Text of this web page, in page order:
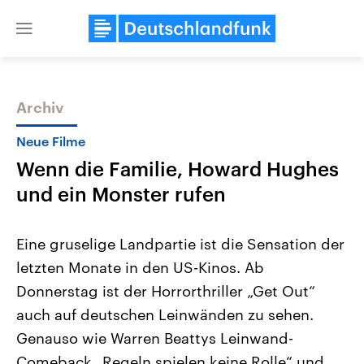
Close
Themen
Landtagswahl Sachsen-Anhalt
2026
Alle Informationen
Sachsen-Anhalt wählt am 6.
September 2026 einen neuen
Landtag. Seit 2021 wird das
Bundesland von einer Koalition aus
USA
Aktuelle Beiträge,
Hintergründe
Wirtschaftlich und
gehören die Vereinigten
den mächtigsten Ländern
mit großem Einfluss auf
Archiv
Neue Filme
Wenn die Familie, Howard Hughes
und ein Monster rufen
Eine gruselige Landpartie ist die Sensation der
letzten Monate in den US-Kinos. Ab
Donnerstag ist der Horrorthriller „Get Out“
auch auf deutschen Leinwänden zu sehen.
Genauso wie Warren Beattys Leinwand-